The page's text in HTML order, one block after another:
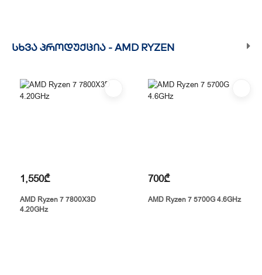
ᲡᲮᲕᲐ ᲞᲠᲝᲓᲣᲥᲪᲘᲐ -AMD RYZEN
1,550₾
AMD Ryzen 7 7800X3D
4.20GHz
700₾
AMD Ryzen 7 5700G 4.6GHz